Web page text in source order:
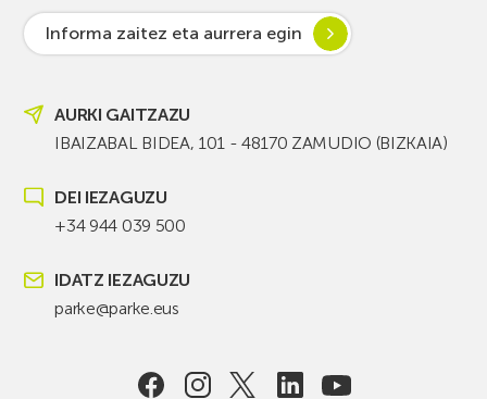
Informa zaitez eta aurrera egin
AURKI GAITZAZU
IBAIZABAL BIDEA, 101 - 48170 ZAMUDIO (BIZKAIA)
DEI IEZAGUZU
+34 944 039 500
IDATZ IEZAGUZU
parke@parke.eus